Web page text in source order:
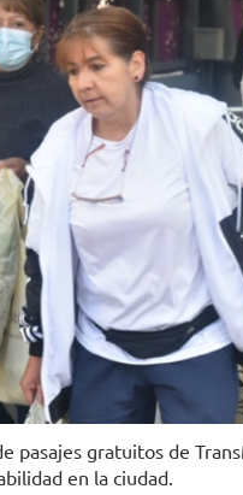
pasajes gratuitos de
en la ciudad.